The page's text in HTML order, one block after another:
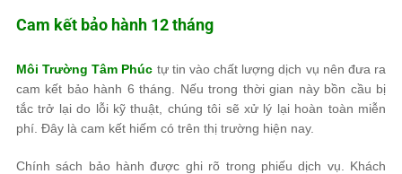
Cam kết bảo hành 12 tháng
Môi Trường Tâm Phúc tự tin vào chất lượng dịch vụ nên đưa ra
cam kết bảo hành 6 tháng. Nếu trong thời gian này bồn cầu bị
tắc trở lại do lỗi kỹ thuật, chúng tôi sẽ xử lý lại hoàn toàn miễn
phí. Đây là cam kết hiếm có trên thị trường hiện nay.
Chính sách bảo hành được ghi rõ trong phiếu dịch vụ. Khách